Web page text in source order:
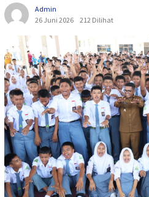
Admin
26 Juni 2026
212 Dilihat